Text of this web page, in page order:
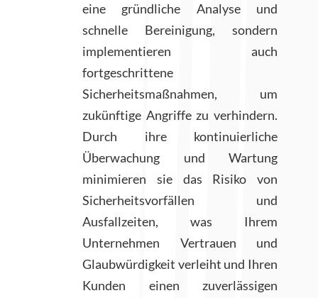
eine gründliche Analyse und
schnelle Bereinigung, sondern
implementieren auch
fortgeschrittene
Sicherheitsmaßnahmen, um
zukünftige Angriffe zu verhindern.
Durch ihre kontinuierliche
Überwachung und Wartung
minimieren sie das Risiko von
Sicherheitsvorfällen und
Ausfallzeiten, was Ihrem
Unternehmen Vertrauen und
Glaubwürdigkeit verleiht und Ihren
Kunden einen zuverlässigen